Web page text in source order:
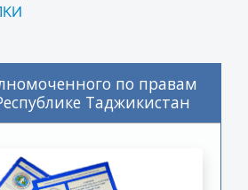
по правам
Таджикистан